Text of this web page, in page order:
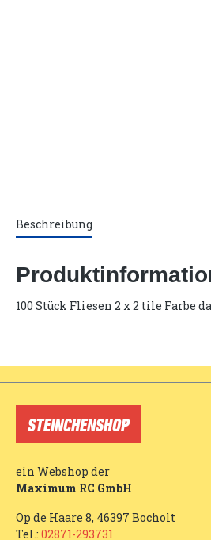
Beschreibung
100 Stück Fliesen 2 x 2 tile Farbe
STEINCHENSHOP
ein Webshop der
Maximum RC GmbH
Op de Haare 8, 46397 Bocholt
Tel.: 02871-293731